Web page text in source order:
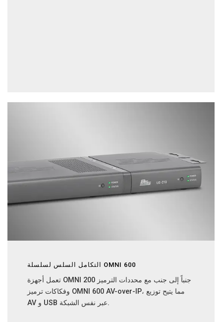
التكامل السلس لسلسلة OMNI 600
تعمل أجهزة OMNI 200 جنباً إلى جنب مع محددات الترميز
وفكاكات ترميز OMNI 600 AV-over-IP، مما يتيح توزيع
AV و USB عبر نفس الشبكة.